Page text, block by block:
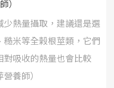
熱量攝取，建議還是選
米等全榖根莖類，它們
吸收的熱量也會比較
養師）